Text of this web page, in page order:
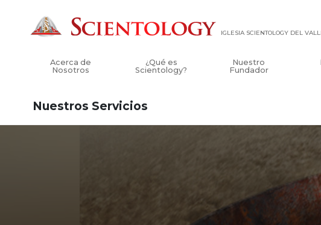
IGLESIA SCIENTOLOGY DEL
Acerca de
Nosotros
¿Qué es
Scientology?
Nuestro
Fundador
Nuestros Servicios